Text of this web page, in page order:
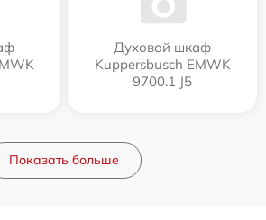
Духовой шкаф
Kuppersbusch EMWK
9700.1 J5
Показать больше